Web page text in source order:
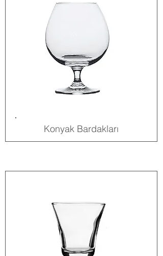
Konyak Bardakları